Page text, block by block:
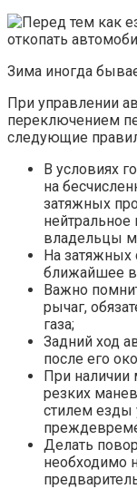
Зима иногда
При управлении
переключением
следующие
В условиях
на
затяжных
владельцы
На затяжных
ближайшее
Важно
рычаг,
газа;
Задний ход
после его
При наличии
резких
стилем езды
Делать
необходимо